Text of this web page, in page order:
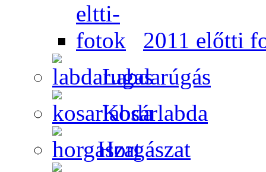
2011 előtti
Labdarúgás
Kosárlabda
Horgászat